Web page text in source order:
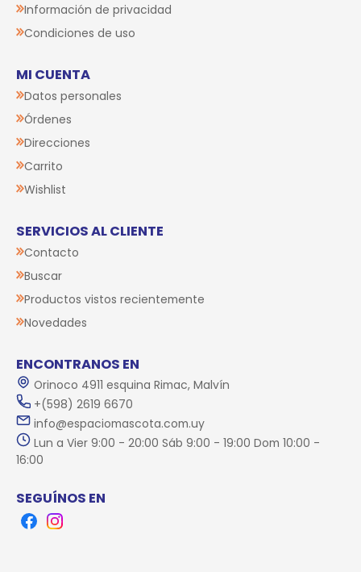
Información de privacidad
Condiciones de uso
MI CUENTA
Datos personales
Órdenes
Direcciones
Carrito
Wishlist
SERVICIOS AL CLIENTE
Contacto
Buscar
Productos vistos recientemente
Novedades
ENCONTRANOS EN
Orinoco 4911 esquina Rimac, Malvín
+(598) 2619 6670
info@espaciomascota.com.uy
Lun a Vier 9:00 - 20:00 Sáb 9:00 - 19:00 Dom 10:00 -
16:00
SEGUÍNOS EN
FacebookInstagram